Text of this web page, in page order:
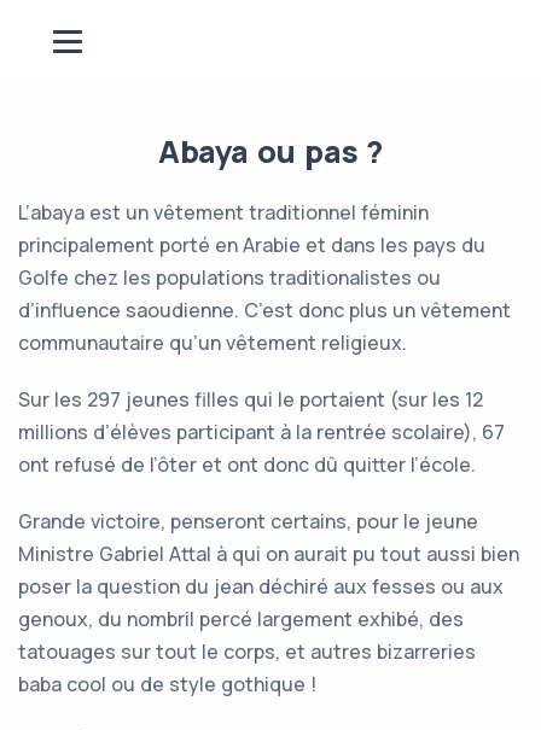
Abaya ou pas ?
L’abaya est un vêtement traditionnel féminin
principalement porté en Arabie et dans les pays du
Golfe chez les populations traditionalistes ou
d’influence saoudienne. C’est donc plus un vêtement
communautaire qu’un vêtement religieux.
Sur les 297 jeunes filles qui le portaient (sur les 12
millions d’élèves participant à la rentrée scolaire), 67
ont refusé de l’ôter et ont donc dû quitter l’école.
Grande victoire, penseront certains, pour le jeune
Ministre Gabriel Attal à qui on aurait pu tout aussi bien
poser la question du jean déchiré aux fesses ou aux
genoux, du nombril percé largement exhibé, des
tatouages sur tout le corps, et autres bizarreries
baba cool ou de style gothique !